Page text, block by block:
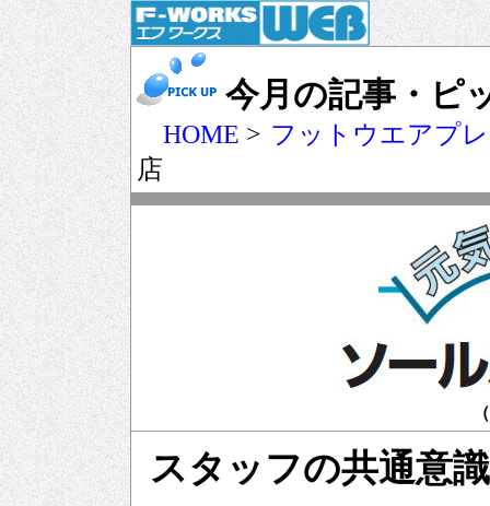
今月の記事・ピ
HOME > フットウエアプ
店
スタッフの共通意